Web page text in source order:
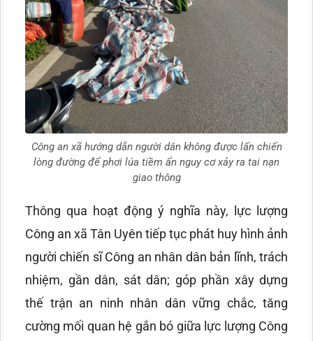
Công an xã hướng dẫn người dân không được lấn chiến
lòng đường để phơi lúa tiềm ẩn nguy cơ xảy ra tai nạn
giao thông
Thông qua hoạt động ý nghĩa này, lực lượng
Công an xã Tân Uyên tiếp tục phát huy hình ảnh
người chiến sĩ Công an nhân dân bản lĩnh, trách
nhiệm, gần dân, sát dân; góp phần xây dựng
thế trận an ninh nhân dân vững chắc, tăng
cường mối quan hệ gắn bó giữa lực lượng Công